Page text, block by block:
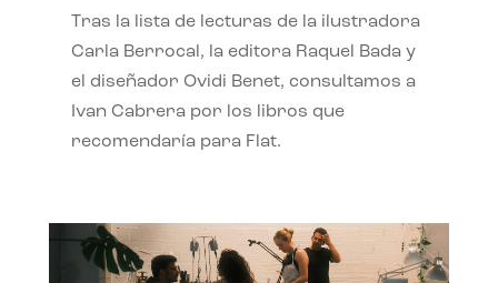
Tras la lista de lecturas de la ilustradora
Carla Berrocal, la editora Raquel Bada y
el diseñador Ovidi Benet, consultamos a
Ivan Cabrera por los libros que
recomendaría para Flat.